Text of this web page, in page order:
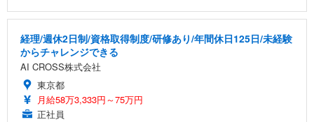
経理/週休2日制/資格取得制度/研修あり/年間休日125日/未経験
からチャレンジできる
AI CROSS株式会社
東京都
月給58万3,333円～75万円
正社員